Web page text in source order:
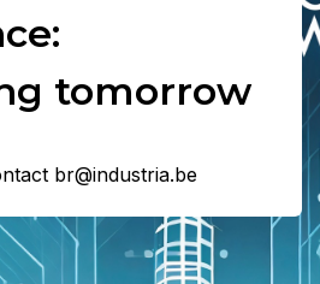
tomorrow
br@industria.be